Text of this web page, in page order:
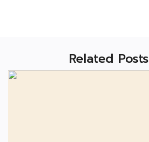
Related Posts